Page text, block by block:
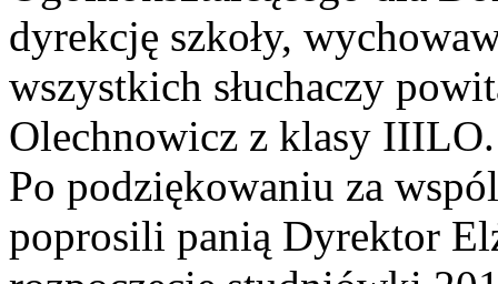
dyrekcję szkoły,
wszystkich słuchaczy
Olechnowicz z klasy IIILO.
Po podziękowaniu za
poprosili panią Dyrektor